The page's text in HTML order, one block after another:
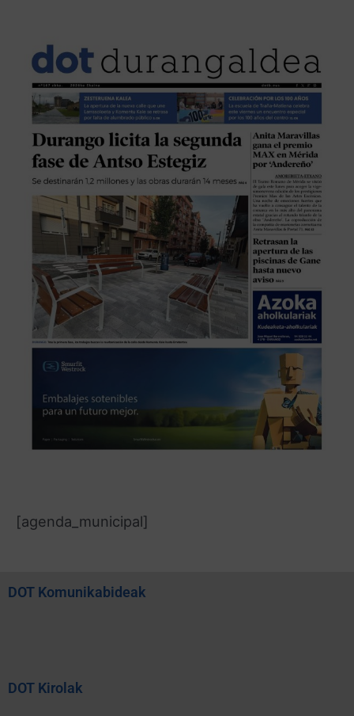
[agenda_municipal]
DOT Komunikabideak
DOT Kirolak